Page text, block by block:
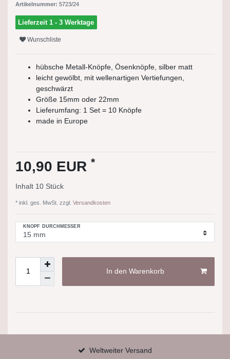
Artikelnummer: 5723/24
Lieferzeit 1 - 3 Werktage
Wunschliste
hübsche Metall-Knöpfe, Ösenknöpfe, silber matt
leicht gewölbt, mit wellenartigen Vertiefungen,
geschwärzt
Größe 15mm oder 22mm
Lieferumfang: 1 Set = 10 Knöpfe
made in Europe
10,90 EUR *
Inhalt 10 Stück
* inkl. ges. MwSt. zzgl. Versandkosten
KNOPF DURCHMESSER
In den Warenkorb
Weltweiter Versand